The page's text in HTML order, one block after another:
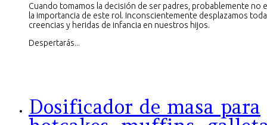
Cuando tomamos la decisión de ser padres, probablemente no
la importancia de este rol. Inconscientemente desplazamos
creencias y heridas de infancia en nuestros hijos.
Despertarás...
Dosificador de masa para